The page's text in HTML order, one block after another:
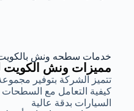
خدمات سطحه ونش
مميزات ونش الكويت
تتميز الشركة بتوفير
كيفية التعامل مع
السيارات بدقة عالية